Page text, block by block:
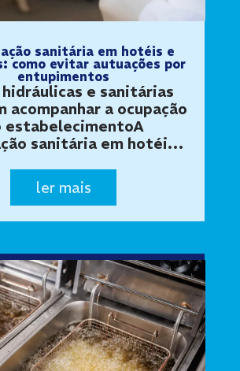
sanitária em hotéis e
como evitar autuações por
entupimentos
hidráulicas e sanitárias
acompanhar a ocupação
estabelecimentoA
sanitária em hotéis e
de higiene,
e funcionamento dos
ler mais